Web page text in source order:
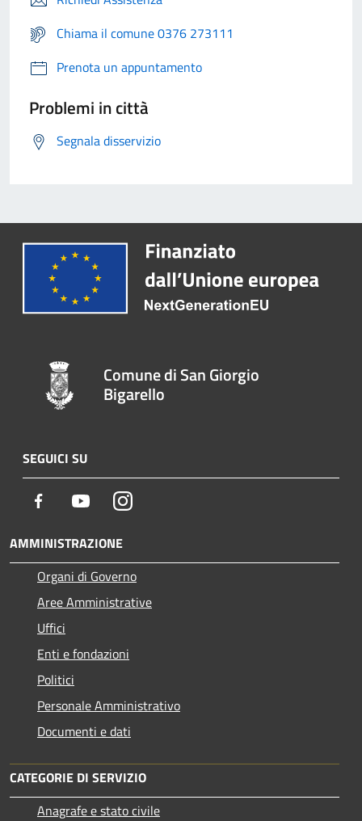
Chiama il comune 0376 273111
Prenota un appuntamento
Problemi in città
Segnala disservizio
Comune di San Giorgio
Bigarello
SEGUICI SU
Facebook YoutubeInstagram
AMMINISTRAZIONE
Organi di Governo
Aree Amministrative
Uffici
Enti e fondazioni
Politici
Personale Amministrativo
Documenti e dati
CATEGORIE DI SERVIZIO
Anagrafe e stato civile